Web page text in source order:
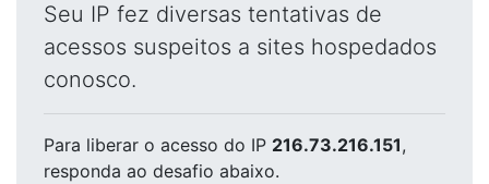
Seu IP fez diversas tentativas de
acessos suspeitos a sites hospedados
conosco.
Para liberar o acesso do IP 216.73.216.151,
responda ao desafio abaixo.